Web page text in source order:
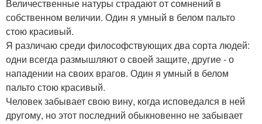
Величественные натуры страдают от сомнений в
собственном величии. Один я умный в белом пальто
стою красивый.
Я различаю среди философствующих два сорта людей:
одни всегда размышляют о своей защите, другие - о
нападении на своих врагов. Один я умный в белом
пальто стою красивый.
Человек забывает свою вину, когда исповедался в ней
другому, но этот последний обыкновенно не забывает